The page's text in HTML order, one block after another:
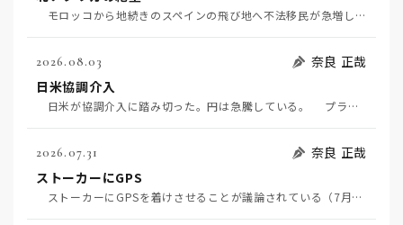
モロッコから地続きのスペインの飛び地へ不法移民が急増していて、当地の大問題となっている。「海を泳い…
2026.08.03
奈良 正哉
日米協調介入
日米が協調介入に踏み切った。円は急騰している。 プラザ合意以降、協調介入は為替相場の転機になって…
2026.07.31
奈良 正哉
ストーカーにGPS
ストーカーにGPSを着けさせることが議論されている（7月29日日経）。反対派は「ストーカーにも人権…